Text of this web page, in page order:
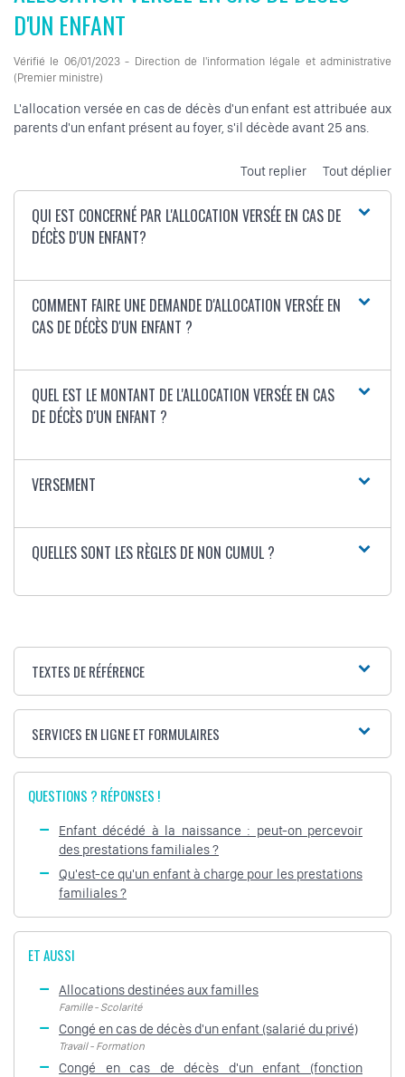
D'UN ENFANT
Vérifié le 06/01/2023 - Direction de l'information légale et administrative
(Premier ministre)
L'allocation versée en cas de décès d'un enfant est attribuée aux
parents d'un enfant présent au foyer, s'il décède avant 25 ans.
Tout replier Tout déplier
QUI EST CONCERNÉ PAR L'ALLOCATION VERSÉE EN CAS DE
DÉCÈS D'UN ENFANT?
COMMENT FAIRE UNE DEMANDE D'ALLOCATION VERSÉE EN
CAS DE DÉCÈS D'UN ENFANT ?
QUEL EST LE MONTANT DE L'ALLOCATION VERSÉE EN CAS
DE DÉCÈS D'UN ENFANT ?
VERSEMENT
QUELLES SONT LES RÈGLES DE NON CUMUL ?
TEXTES DE RÉFÉRENCE
SERVICES EN LIGNE ET FORMULAIRES
QUESTIONS ? RÉPONSES !
Enfant décédé à la naissance : peut-on percevoir
des prestations familiales ?
Qu'est-ce qu'un enfant à charge pour les prestations
familiales ?
ET AUSSI
Allocations destinées aux familles
Famille - Scolarité
Congé en cas de décès d'un enfant (salarié du privé)
Travail - Formation
Congé en cas de décès d'un enfant (fonction